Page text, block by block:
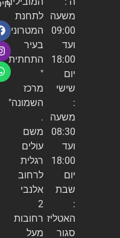
משעה
09:00
18:00
שישי
משעה
08:30
18:00
שבת
האטליז
סגור
לתחנת
המטרונית
בעיר
התחתית
מרכז
השמונה"
.
משם
עולים
רגלית
לרחוב
אלנבי
רחובות
מעל
חיפה.